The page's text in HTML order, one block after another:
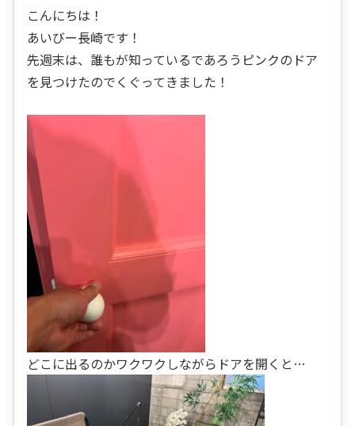
こんにちは！
あいびー長崎です！
先週末は、誰もが知っているであろうピンクのドア
を見つけたのでくぐってきました！
どこに出るのかワクワクしながらドアを開くと…